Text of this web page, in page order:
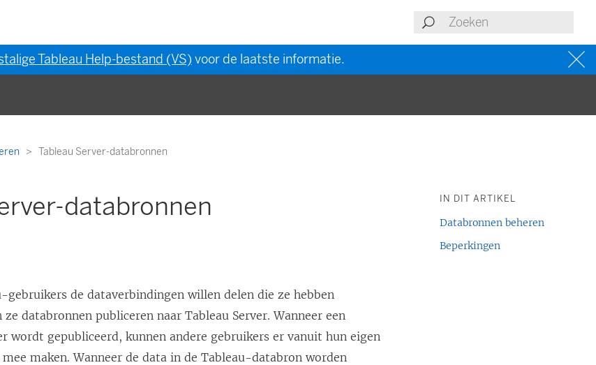
Tableau Help-bestand (VS) voor de laatste informatie.
Tableau Server-databronnen
databronnen
gebruikers de dataverbindingen willen delen die ze hebben
ze databronnen publiceren naarTableau Server. Wanneer een
wordt gepubliceerd, kunnen andere gebruikers er vanuit hun eigen
maken. Wanneer de data in de Tableau-databron worden
IN DIT ARTIKEL
Databronnen beheren
Beperkingen